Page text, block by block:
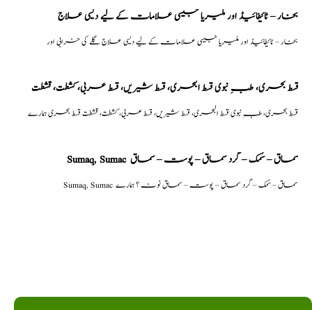
بخار – ٹائیفائیڈ اور ملیریا جیسی علامات کے لیے دیسی علاج
بخار – ٹائیفائیڈ اور ملیریا جیسی علامات کے لیے دیسی علاج گلے کی خرابی اور
قسط بحری، طبِ نبوی قسط البحری، قسط شیریں، قسط عربی، كشطت، قشطت
قسط بحری، طبِ نبوی قسط البحری، قسط شیریں، قسط عربی، كشطت، قشطت قسط بحری ہمارے
Sumaq, Sumac سماق – سُمک – گرد سماق – پوست – سماق
Sumaq, Sumac سماق – سُمک – گرد سماق – پوست – سماق نوٹ ؟ ہمارے